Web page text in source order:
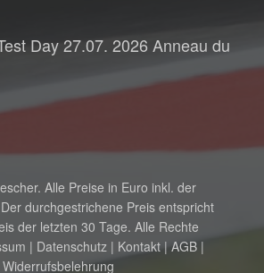
Day 27.07. 2026 Anneau du
Alle Preise in Euro inkl. der
durchgestrichene Preis entspricht
der letzten 30 Tage. Alle Rechte
| Datenschutz | Kontakt|AGB|
Widerrufsbelehrung